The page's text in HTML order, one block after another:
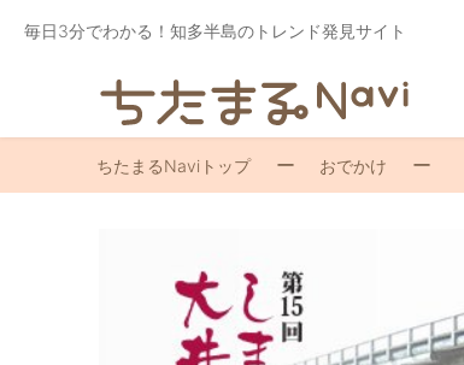
毎日3分でわかる！知多半島のトレンド発見サイト
ちたまるNaviトップ おでかけ